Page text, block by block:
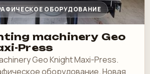
ОБОРУДОВАНИЕ
machinery Geo
Press
Geo Knight Maxi-Press.
оборудование. Новая